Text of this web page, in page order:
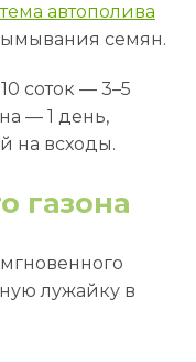
автополива
семян.
соток — 3–5
— 1 день,
на всходы.
газона
лужайку в